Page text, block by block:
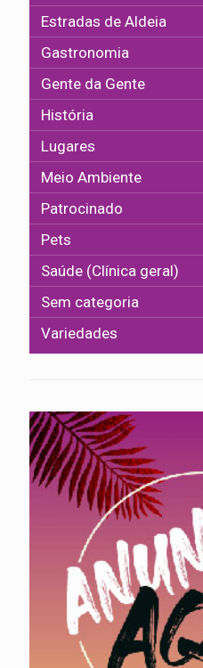
Estradas de Aldeia
Gastronomia
Gente da Gente
História
Lugares
Meio Ambiente
Patrocinado
Pets
Saúde (Clínica geral)
Sem categoria
Variedades